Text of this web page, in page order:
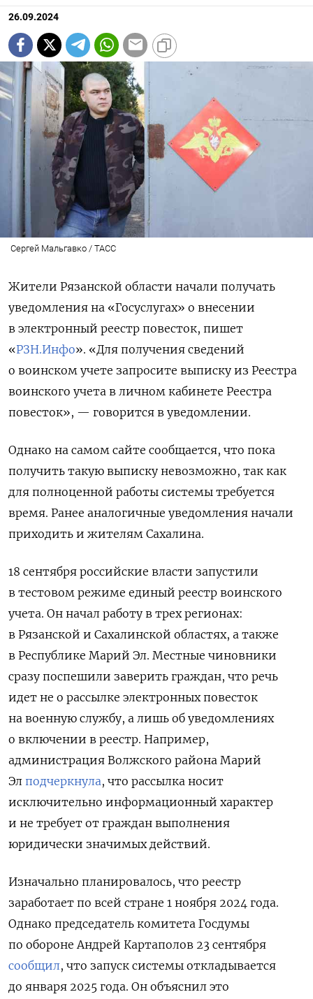
26.09.2024
Сергей Мальгавко / ТАСС
Жители Рязанской области начали получать
уведомления на «Госуслугах» о внесении
в электронный реестр повесток, пишет
«РЗН.Инфо». «Для получения сведений
о воинском учете запросите выписку из Реестра
воинского учета в личном кабинете Реестра
повесток», — говорится в уведомлении.
Однако на самом сайте сообщается, что пока
получить такую выписку невозможно, так как
для полноценной работы системы требуется
время. Ранее аналогичные уведомления начали
приходить и жителям Сахалина.
18 сентября российские власти запустили
в тестовом режиме единый реестр воинского
учета. Он начал работу в трех регионах:
в Рязанской и Сахалинской областях, а также
в Республике Марий Эл. Местные чиновники
сразу поспешили заверить граждан, что речь
идет не о рассылке электронных повесток
на военную службу, а лишь об уведомлениях
о включении в реестр. Например,
администрация Волжского района Марий
Эл подчеркнула, что рассылка носит
исключительно информационный характер
и не требует от граждан выполнения
юридически значимых действий.
Изначально планировалось, что реестр
заработает по всей стране 1 ноября 2024 года.
Однако председатель комитета Госдумы
по обороне Андрей Картаполов 23 сентября
сообщил, что запуск системы откладывается
до января 2025 года. Он объяснил это